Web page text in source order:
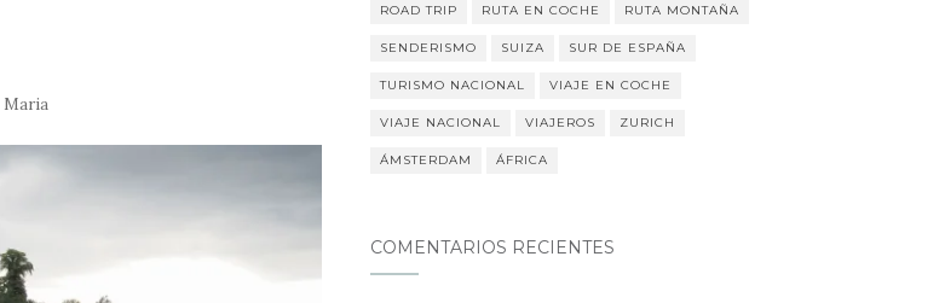
Maria
ROAD TRIP RUTA EN COCHE RUTA MONTAÑA
SENDERISMO SUIZA SUR DE ESPAÑA
TURISMO NACIONAL VIAJE EN COCHE
VIAJE NACIONAL VIAJEROS ZURICH
ÁMSTERDAM ÁFRICA
COMENTARIOS RECIENTES